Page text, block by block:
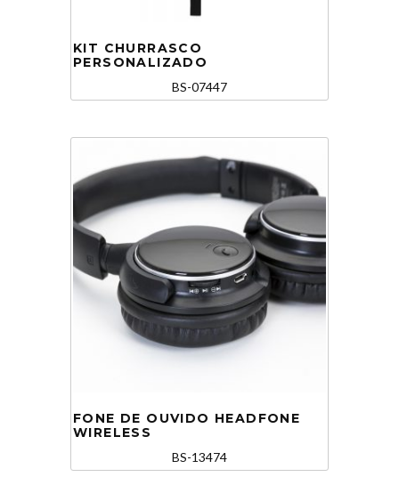
KIT CHURRASCO
PERSONALIZADO
BS-07447
FONE DE OUVIDO HEADFONE
WIRELESS
BS-13474